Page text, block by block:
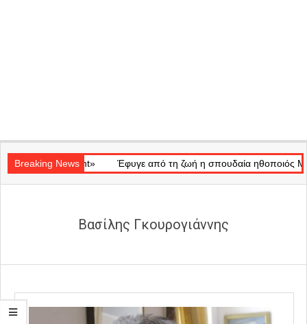
Navigation
Menu
Breaking News
of Light» Έφυγε από τη ζωή η σπουδαία ηθοποιός Μάρω
Βασίλης Γκουρογιάννης